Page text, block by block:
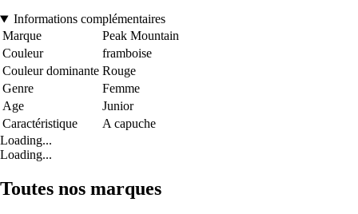
Informations complémentaires
Marque
Peak Mountain
Couleur
framboise
Couleur dominante Rouge
Genre
Femme
Age
Junior
Caractéristique
A capuche
Loading...
Loading...
Toutes nos marques